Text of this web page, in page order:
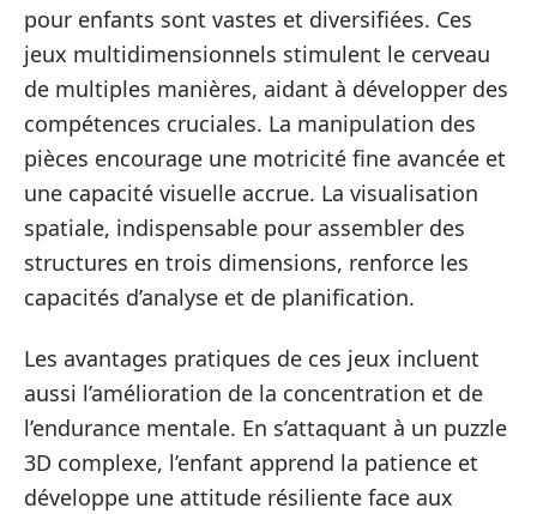
pour enfants sont vastes et diversifiées. Ces
jeux multidimensionnels stimulent le cerveau
de multiples manières, aidant à développer des
compétences cruciales. La manipulation des
pièces encourage une motricité fine avancée et
une capacité visuelle accrue. La visualisation
spatiale, indispensable pour assembler des
structures en trois dimensions, renforce les
capacités d’analyse et de planification.
Les avantages pratiques de ces jeux incluent
aussi l’amélioration de la concentration et de
l’endurance mentale. En s’attaquant à un puzzle
3D complexe, l’enfant apprend la patience et
développe une attitude résiliente face aux